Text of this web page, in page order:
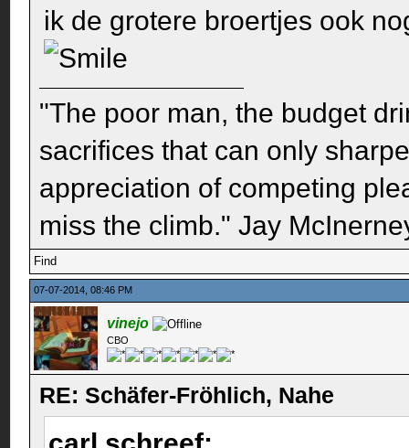
ik de grotere broertjes ook
"The poor man, the budget
sacrifices that can only
appreciation of competing
miss the climb." Jay
Find
07-07-2014, 08:46 PM
vinejo
CBO
RE: Schäfer-Fröhlich, Nahe